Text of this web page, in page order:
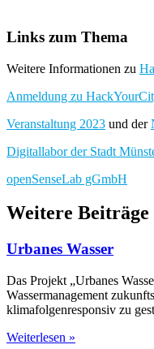
Links zum Thema
Weitere Informationen zu
Anmeldung zu
Veranstaltung 2023 und der
Digitallabor der Stadt
openSenseLab gGmbH
Weitere Beiträge
Urbanes Wasser
Das Projekt „Urbanes
Wassermanagement
klimafolgenresponsiv zu
Weiterlesen »